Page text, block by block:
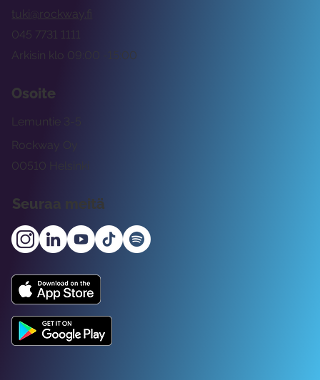
tuki@rockway.fi
Arkisin klo 09:00 -15:00
045 7731 1111
Osoite
Rockway Oy
Lemuntie 3-5
00510 Helsinki
Seuraa meitä